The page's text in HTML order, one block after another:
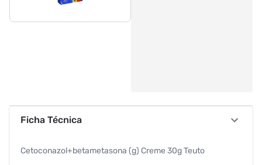
Ficha Técnica
Cetoconazol+betametasona (g) Creme 30g Teuto